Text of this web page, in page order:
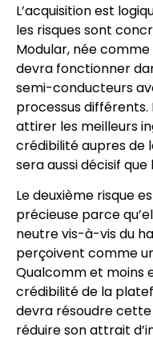
L’acquisition est
les risques sont
Modular, née
devra fonctionner
semi-conducteurs
processus différents.
attirer les meilleurs
crédibilité aupres de
sera aussi décisif
Le deuxième risque
précieuse parce
neutre vis-à-vis du
perçoivent comme
Qualcomm et moins
crédibilité de la
devra résoudre cette
réduire son attrait